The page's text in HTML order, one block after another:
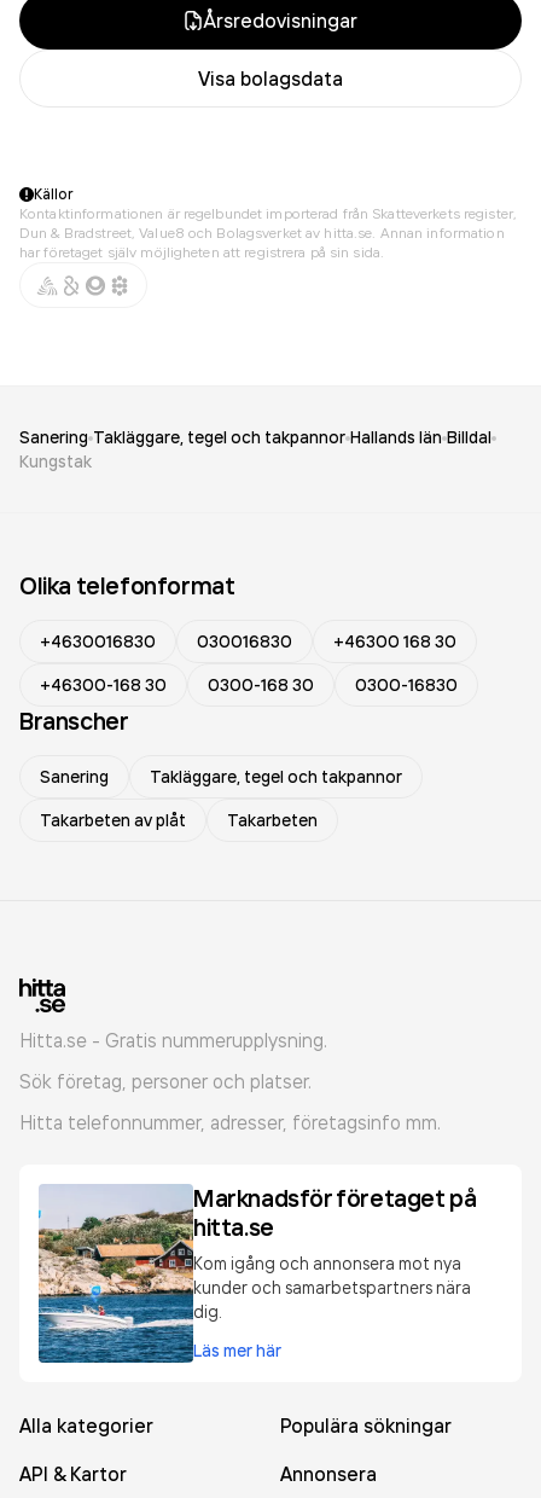
Årsredovisningar
Visa bolagsdata
Källor
Kontaktinformationen är regelbundet importerad från Skatteverkets register,
Dun & Bradstreet, Value8 och Bolagsverket av hitta.se. Annan information
har företaget själv möjligheten att registrera på sin sida.
Sanering Takläggare, tegel och takpannor Hallands län Billdal
Kungstak
Olika telefonformat
+4630016830 030016830
+46300 168 30
+46300-168 30
0300-168 30 0300-16830
Branscher
Sanering
Takläggare, tegel och takpannor
Takarbeten av plåt
Takarbeten
Hitta.se - Gratis nummerupplysning.
Sök företag, personer och platser.
Hitta telefonnummer, adresser, företagsinfo mm.
Marknadsför företaget på
hitta.se
Kom igång och annonsera mot nya
kunder och samarbetspartners nära
dig.
Läs mer här
Alla kategorier
Populära sökningar
API & Kartor
Annonsera